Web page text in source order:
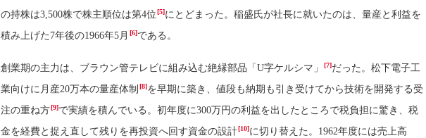
の持株は3,500株で株主順位は第4位[5]にとどまった。稲盛氏が社長に就いたのは、量産と利益を
積み上げた7年後の1966年5月 [6]である。
創業期の主力は、ブラウン管テレビに組み込む絶縁部品「U字ケルシマ」 [7]だった。松下電子工
業向けに月産20万本の量産体制 [8]を早期に築き、値段も納期も引き受けてから技術を開発する受
注の重ね方[9]で実績を積んでいる。初年度に300万円の利益を出したところで税負担に驚き、税
金を経費と捉え直して残りを再投資へ回す資金の設計[10]に切り替えた。1962年度には売上高